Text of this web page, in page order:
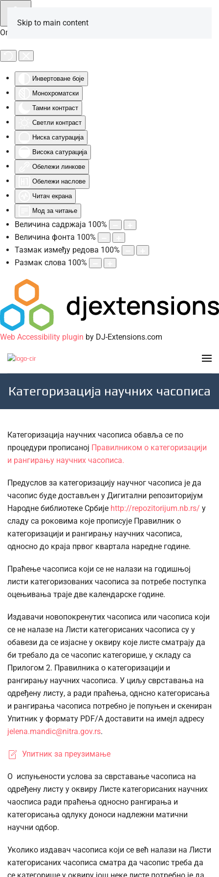
Опције за особе са инвалидитетом
Инвертоване боје
Монохроматски
Тамни контраст
Светли контраст
Ниска сатурација
Висока сатурација
Обележи линкове
Обележи наслове
Читач екрана
Мод за читање
Величина садржаја 100%
Величина фонта 100%
Тазмак између редова 100%
Размак слова 100%
Web Accessibility plugin by DJ-Extensions.com
Skip to main content
Категоризација научних часописа
Категоризација научних часописа обавља се по
процедури прописаној Правилником о категоризацији
и рангирању научних часописа.
Предуслов за категоризацију научног часописа је да
часопис буде достављен у Дигитални репозиторијум
Народне библиотеке Србије http://repozitorijum.nb.rs/ у
сладу са роковима које прописује Правилник о
категоризацији и рангирању научних часописа,
односно до краја првог квартала наредне године.
Праћење часописа који се не налази на годишњој
листи категоризованих часописа за потребе поступка
оцењивања траје две календарске године.
Издавачи новопокренутих часописа или часописа који
се не налазе на Листи категорисаних часописа су у
обавези да се изјасне у оквиру које листе сматрају да
би требало да се часопис категорише, у складу са
Прилогом 2. Правилника о категоризацији и
рангирању научних часописа. У циљу сврставања на
одређену листу, а ради праћења, однсно категорисања
и рангирања часописа потребно је попуњен и скениран
Упитник у формату PDF/А доставити на имејл адресу
jelena.mandic@nitra.gov.rs.
Упитник за преузимање
О испуњености услова за сврставање часописа на
одређену листу у оквиру Листе категорисаних научних
чаосписа ради праћења односно рангирања и
категорисања одлуку доноси надлежни матични
научни одбор.
Уколико издавач часописа који се већ налази на Листи
категорисаних часописа сматра да часопис треба да